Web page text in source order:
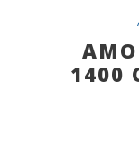
1400